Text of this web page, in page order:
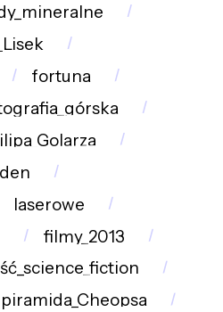
fortuna
laserowe
filmy_2013
piramida_Cheopsa